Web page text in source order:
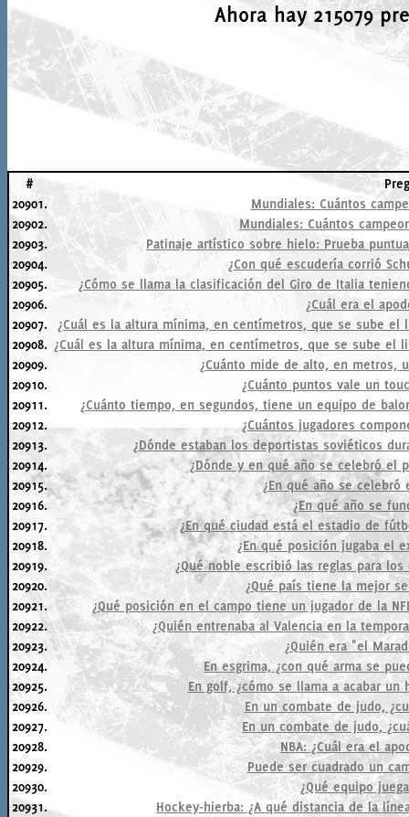
Ahora hay 215079
#
20901.
Mundiales: Cuántos
20902.
Mundiales: Cuántos
20903.
Patinaje artístico sobre hielo: Prueba
20904.
¿Con qué escudería corrió
20905.
¿Cómo se llama la clasificación del Giro de Italia
20906.
¿Cuál era el
20907.
¿Cuál es la altura mínima, en centímetros, que se sube
20908. ¿Cuál es la altura mínima, en centímetros, que se sube el
20909.
¿Cuánto mide de alto, en metros,
20910.
¿Cuánto puntos vale un
20911.
¿Cuánto tiempo, en segundos, tiene un equipo de
20912.
¿Cuántos jugadores
20913.
¿Dónde estaban los deportistas soviéticos
20914.
¿Dónde y en qué año se celebró el
20915.
¿En qué año se celebró
20916.
¿En qué año se
20917.
¿En qué ciudad está el estadio de
20918.
¿En qué posición jugaba el
20919.
¿Qué noble escribió las reglas para
20920.
¿Qué país tiene la mejor
20921.
¿Qué posición en el campo tiene un jugador de la
20922.
¿Quién entrenaba al Valencia en la
20923.
¿Quién era "el
20924.
En esgrima, ¿con qué arma se
20925.
En golf, ¿cómo se llama a acabar
20926.
En un combate de judo,
20927.
En un combate de judo,
20928.
NBA: ¿Cuál era el
20929.
Puede ser cuadrado un
20930.
¿Qué equipo
20931.
Hockey-hierba: ¿A qué distancia de la